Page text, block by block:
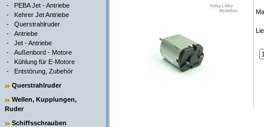
- PEBA Jet - Antriebe
- Kehrer Jet Antriebe
- Querstrahlruder
- Antriebe
- Jet - Antriebe
- Außenbord - Motore
- Kühlung für E-Motore
- Entstörung, Zubehör
Querstrahlruder
Wellen, Kupplungen,
Ruder
Schiffsschrauben